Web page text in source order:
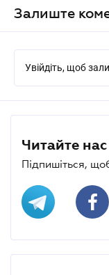
Залиште
Увійдіть, щоб
Читайте
Підпишіться,